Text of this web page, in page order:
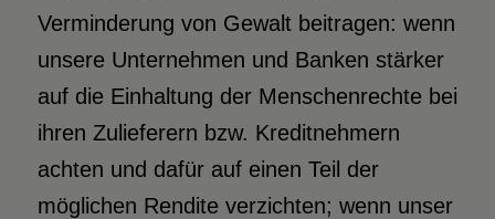
Verminderung von Gewalt beitragen: wenn
unsere Unternehmen und Banken stärker
auf die Einhaltung der Menschenrechte bei
ihren Zulieferern bzw. Kreditnehmern
achten und dafür auf einen Teil der
möglichen Rendite verzichten; wenn unser